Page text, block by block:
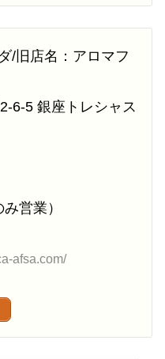
/旧店名：アロマフ
6-5 銀座トレシャス
営業）
afsa.com/